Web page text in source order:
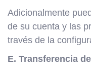
Adicionalmente
de su cuenta y las
través de la
E. Transferencia